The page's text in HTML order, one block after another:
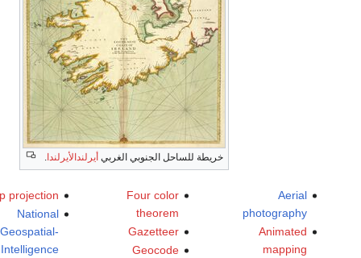
خريطة للساحل الجنوبي الغربي أيرلندالأيرلندا .
Aerial
photography
Animated
mapping
Four color
theorem
Gazetteer
Geocode
Map projection
National
Geospatial-
Intelligence